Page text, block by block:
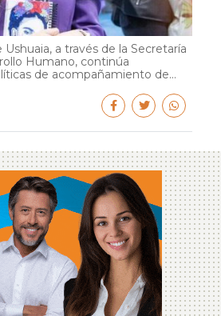
a través de la Secretaría
Humano, continúa
de acompañamiento de...